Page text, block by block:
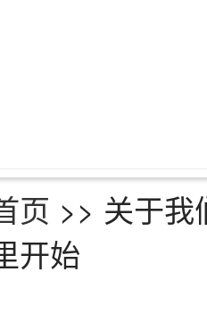
页 >> 关于我
开始